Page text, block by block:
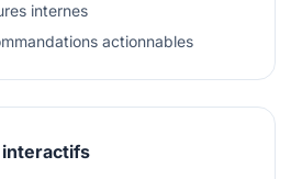
internes
actionnables